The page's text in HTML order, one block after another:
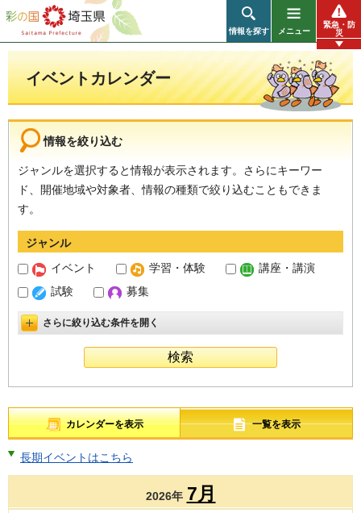
彩の国 埼玉県
情報を探す メニュー
緊急・防
災
イベントカレンダー
情報を絞り込む
ジャンルを選択すると情報が表示されます。さらにキーワー
ド、開催地域や対象者、情報の種類で絞り込むこともできま
す。
ジャンル
イベント
学習・体験
講座・講演
試験
募集
詳細設定を開く
さらに絞り込む条件を開く
カレンダーを表示 一覧を表示
長期イベントはこちら
2026年 7月